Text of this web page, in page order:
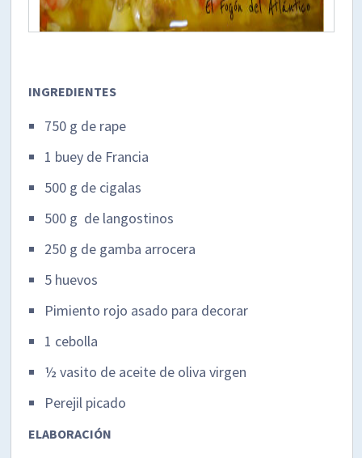
INGREDIENTES
750 g de rape
1 buey de Francia
500 g de cigalas
500 g de langostinos
250 g de gamba arrocera
5 huevos
Pimiento rojo asado para decorar
1 cebolla
½ vasito de aceite de oliva virgen
Perejil picado
ELABORACIÓN